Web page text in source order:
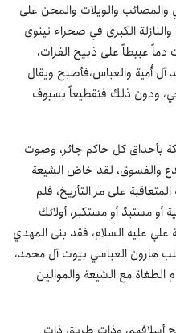
والويلات والمحن على
الكبرى في صحراء نينوى
دماً عبيطاً على ذبيح الفرات،
آل أُمية والعباس،فأصبح ويقال
ودون ذلك فتقطيعاً بسيوف
بأحداق كل حاكم جائر، وصوت
والفسوق، لقد خاض الشيعة
على مر التأريخ، فلم
مستبدٌ أو مستكبر، أولائك
علي عليه السلام، فقد بنى المهدي
هارون العباسي بيوت آل محمد،
مع الشيعة والموالين